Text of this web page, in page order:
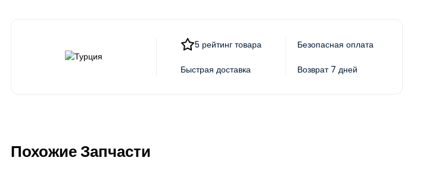
5 рейтинг товара Безопасная оплата
Быстрая доставка Возврат 7 дней
Похожие Запчасти